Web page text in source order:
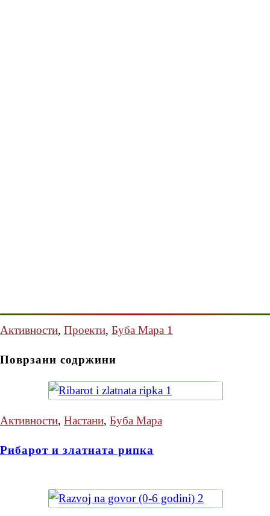
Активности, Проекти, Буба Мара 1
Поврзани содржини
Активности, Настани, Буба Мара
Рибарот и златната рипка